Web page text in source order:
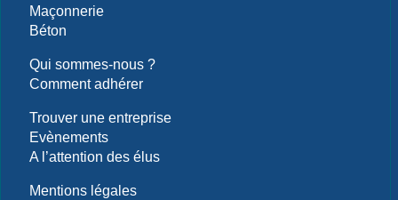
Maçonnerie
Béton
Qui sommes-nous ?
Comment adhérer
Trouver une entreprise
Evènements
A l’attention des élus
Mentions légales